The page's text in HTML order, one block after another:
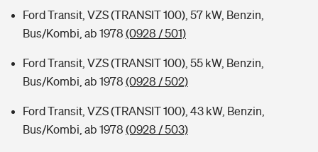
Ford Transit, VZS (TRANSIT 100), 57 kW, Benzin,
Bus/Kombi, ab 1978 (0928 / 501)
Ford Transit, VZS (TRANSIT 100), 55 kW, Benzin,
Bus/Kombi, ab 1978 (0928 / 502)
Ford Transit, VZS (TRANSIT 100), 43 kW, Benzin,
Bus/Kombi, ab 1978 (0928 / 503)